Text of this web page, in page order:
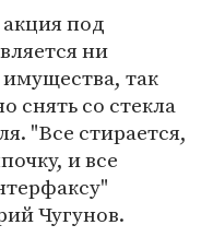
под
ни
так
снять со стекла
"Все стирается,
и все
Чугунов.